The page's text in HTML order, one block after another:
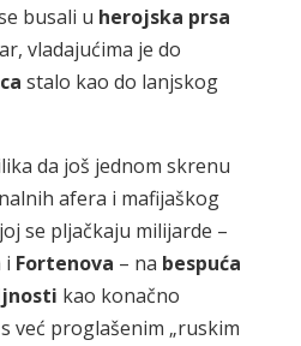
busali u herojska prsa
vladajućima je do
stalo kao do lanjskog
da još jednom skrenu
afera i mafijaškog
se pljačkaju milijarde –
i Fortenova – na bespuća
kao konačno
već proglašenim „ruskim